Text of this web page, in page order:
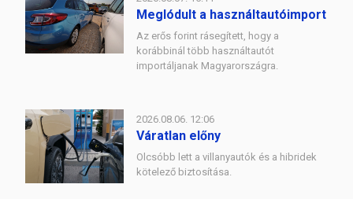
Meglódult a használtautóimport
Az erős forint rásegített, hogy a
korábbinál több használtautót
importáljanak Magyarországra.
2026.08.06. 12:06
Váratlan előny
Olcsóbb lett a villanyautók és a hibridek
kötelező biztosítása.